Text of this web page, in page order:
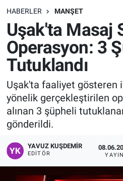
HABERLER MANŞET
Uşak'ta Masaj
Operasyon: 3
Tutuklandı
Uşak'ta faaliyet gösteren
yönelik gerçekleştirilen
alınan 3 şüpheli
gönderildi.
YAVUZ KUŞDEMIR
EDITÖR
Köşe Yazarları
Kültür Sanat
Manşet
Resmi İlanlar
Sağlık
Son Dakika
Spor